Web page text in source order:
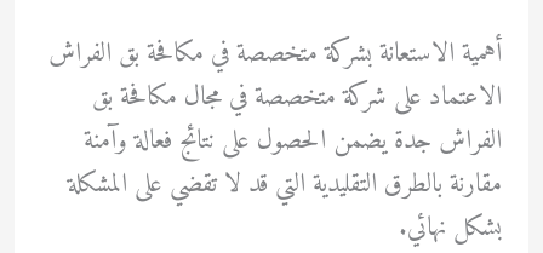
أهمية الاستعانة بشركة متخصصة في مكافحة بق الفراش
الاعتماد على شركة متخصصة في مجال مكافحة بق
الفراش جدة يضمن الحصول على نتائج فعالة وآمنة
مقارنة بالطرق التقليدية التي قد لا تقضي على المشكلة
بشكل نهائي.